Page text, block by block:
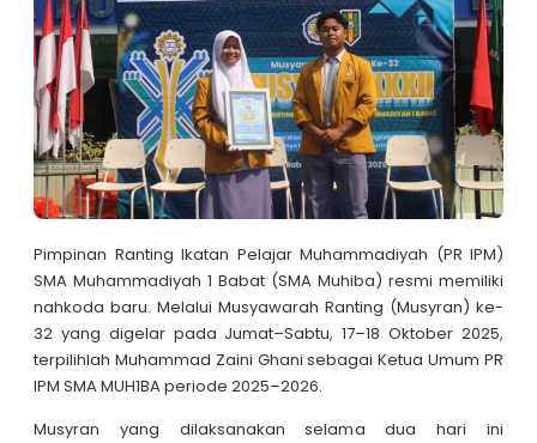
Pimpinan Ranting Ikatan Pelajar Muhammadiyah (PR IPM)
SMA Muhammadiyah 1 Babat (SMA Muhiba) resmi memiliki
nahkoda baru. Melalui Musyawarah Ranting (Musyran) ke-
32 yang digelar pada Jumat–Sabtu, 17–18 Oktober 2025,
terpilihlah Muhammad Zaini Ghani sebagai Ketua Umum PR
IPM SMA MUH1BA periode 2025–2026.
Musyran yang dilaksanakan selama dua hari ini